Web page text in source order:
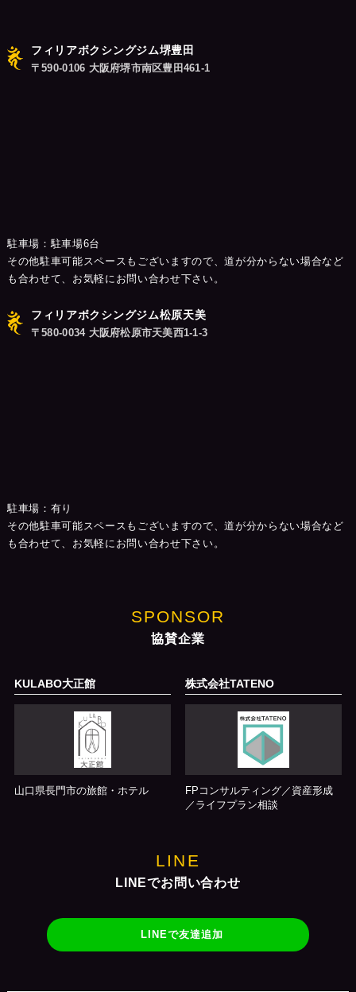
フィリアボクシングジム堺豊田
〒590-0106 大阪府堺市南区豊田461-1
駐車場：駐車場6台
その他駐車可能スペースもございますので、道が分からない場合など
も合わせて、お気軽にお問い合わせ下さい。
フィリアボクシングジム松原天美
〒580-0034 大阪府松原市天美西1-1-3
駐車場：有り
その他駐車可能スペースもございますので、道が分からない場合など
も合わせて、お気軽にお問い合わせ下さい。
SPONSOR
協賛企業
KULABO大正館
山口県長門市の旅館・ホテル
株式会社TATENO
FPコンサルティング／資産形成
／ライフプラン相談
LINE
LINEでお問い合わせ
LINEで友達追加